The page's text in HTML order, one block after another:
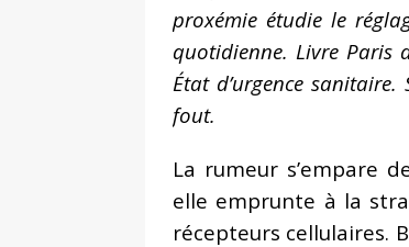
proxémie étudie le
quotidienne. Livre Paris
État d’urgence
fout.
La rumeur s’empare
elle emprunte à la
récepteurs cellulaires.